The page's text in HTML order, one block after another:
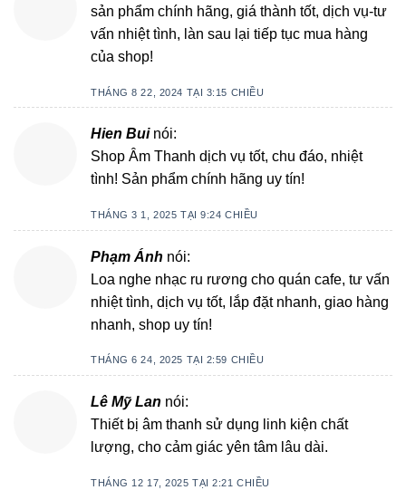
sản phẩm chính hãng, giá thành tốt, dịch vụ-tư
vấn nhiệt tình, làn sau lại tiếp tục mua hàng
của shop!
THÁNG 8 22, 2024 TẠI 3:15 CHIỀU
Hien Bui nói:
Shop Âm Thanh dịch vụ tốt, chu đáo, nhiệt
tình! Sản phẩm chính hãng uy tín!
THÁNG 3 1, 2025 TẠI 9:24 CHIỀU
Phạm Ánh nói:
Loa nghe nhạc ru rương cho quán cafe, tư vấn
nhiệt tình, dịch vụ tốt, lắp đặt nhanh, giao hàng
nhanh, shop uy tín!
THÁNG 6 24, 2025 TẠI 2:59 CHIỀU
Lê Mỹ Lan nói:
Thiết bị âm thanh sử dụng linh kiện chất
lượng, cho cảm giác yên tâm lâu dài.
THÁNG 12 17, 2025 TẠI 2:21 CHIỀU